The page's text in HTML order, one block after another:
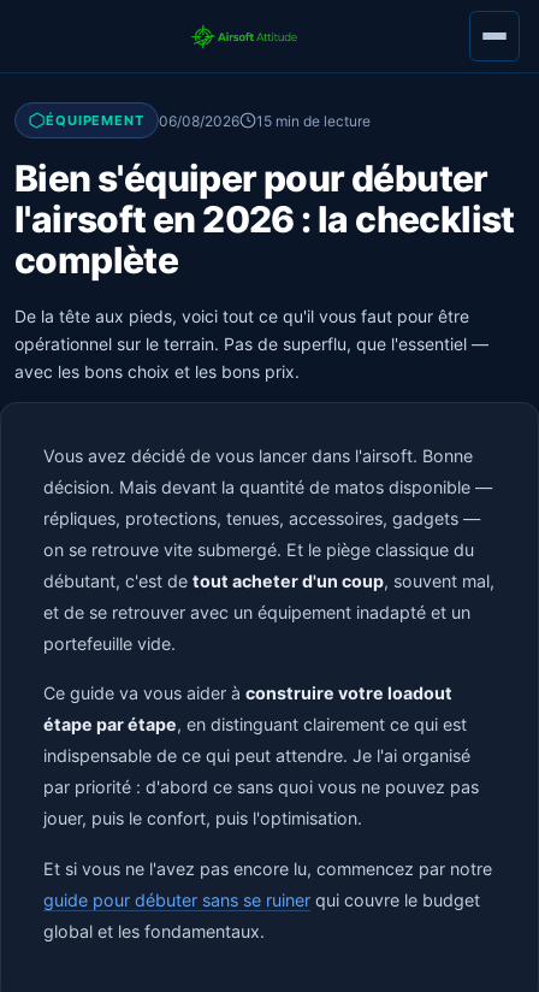
ÉQUIPEMENT 06/08/2026 15 min de lecture
Bien s'équiper pour débuter
l'airsoft en 2026 : la checklist
complète
De la tête aux pieds, voici tout ce qu'il vous faut pour être
opérationnel sur le terrain. Pas de superflu, que l'essentiel —
avec les bons choix et les bons prix.
Vous avez décidé de vous lancer dans l'airsoft. Bonne
décision. Mais devant la quantité de matos disponible —
répliques, protections, tenues, accessoires, gadgets —
on se retrouve vite submergé. Et le piège classique du
débutant, c'est de tout acheter d'un coup, souvent mal,
et de se retrouver avec un équipement inadapté et un
portefeuille vide.
Ce guide va vous aider à construire votre loadout
étape par étape, en distinguant clairement ce qui est
indispensable de ce qui peut attendre. Je l'ai organisé
par priorité : d'abord ce sans quoi vous ne pouvez pas
jouer, puis le confort, puis l'optimisation.
Et si vous ne l'avez pas encore lu, commencez par notre
guide pour débuter sans se ruiner qui couvre le budget
global et les fondamentaux.